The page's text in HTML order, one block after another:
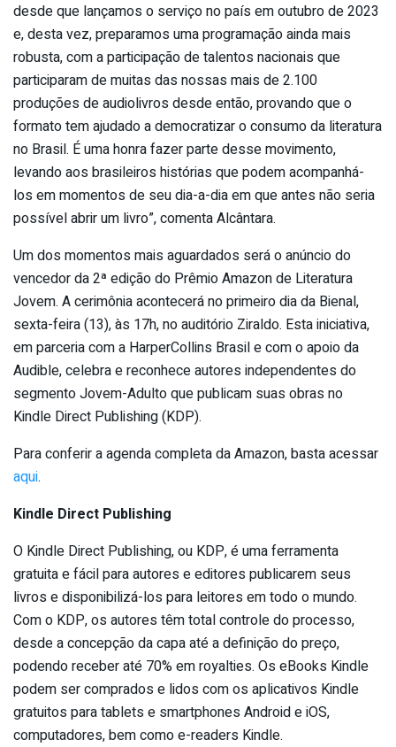
desde que lançamos o serviço no país em outubro de 2023
e, desta vez, preparamos uma programação ainda mais
robusta, com a participação de talentos nacionais que
participaram de muitas das nossas mais de 2.100
produções de audiolivros desde então, provando que o
formato tem ajudado a democratizar o consumo da literatura
no Brasil. É uma honra fazer parte desse movimento,
levando aos brasileiros histórias que podem acompanhá-
los em momentos de seu dia-a-dia em que antes não seria
possível abrir um livro”, comenta Alcântara.
Um dos momentos mais aguardados será o anúncio do
vencedor da 2ª edição do Prêmio Amazon de Literatura
Jovem. A cerimônia acontecerá no primeiro dia da Bienal,
sexta-feira (13), às 17h, no auditório Ziraldo. Esta iniciativa,
em parceria com a HarperCollins Brasil e com o apoio da
Audible, celebra e reconhece autores independentes do
segmento Jovem-Adulto que publicam suas obras no
Kindle Direct Publishing (KDP).
Para conferir a agenda completa da Amazon, basta acessar
aqui.
Kindle Direct Publishing
O Kindle Direct Publishing, ou KDP, é uma ferramenta
gratuita e fácil para autores e editores publicarem seus
livros e disponibilizá-los para leitores em todo o mundo.
Com o KDP, os autores têm total controle do processo,
desde a concepção da capa até a definição do preço,
podendo receber até 70% em royalties. Os eBooks Kindle
podem ser comprados e lidos com os aplicativos Kindle
gratuitos para tablets e smartphones Android e iOS,
computadores, bem como e-readers Kindle.